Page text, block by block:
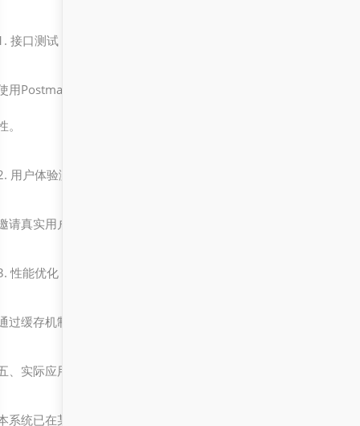
接口测试
用Postman或JMeter等工具对API接口进行测试，确保其功能正确
。
用户体验测试
请真实用户参与测试，收集反馈意见，优化界面设计和交互流程。
性能优化
过缓存机制、数据库优化和负载均衡等手段，提升系统的整体性
、实际应用场景
系统已在某市政务服务平台中成功部署，覆盖了包括工商注册、